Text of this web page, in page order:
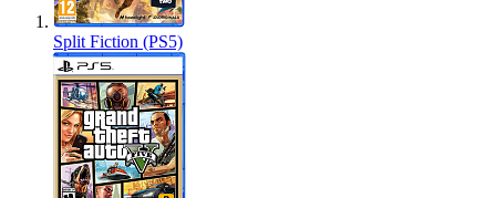
Split Fiction (PS5)